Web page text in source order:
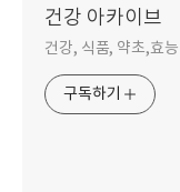
건강 아카이브
건강, 식품, 약초,효능
구독하기